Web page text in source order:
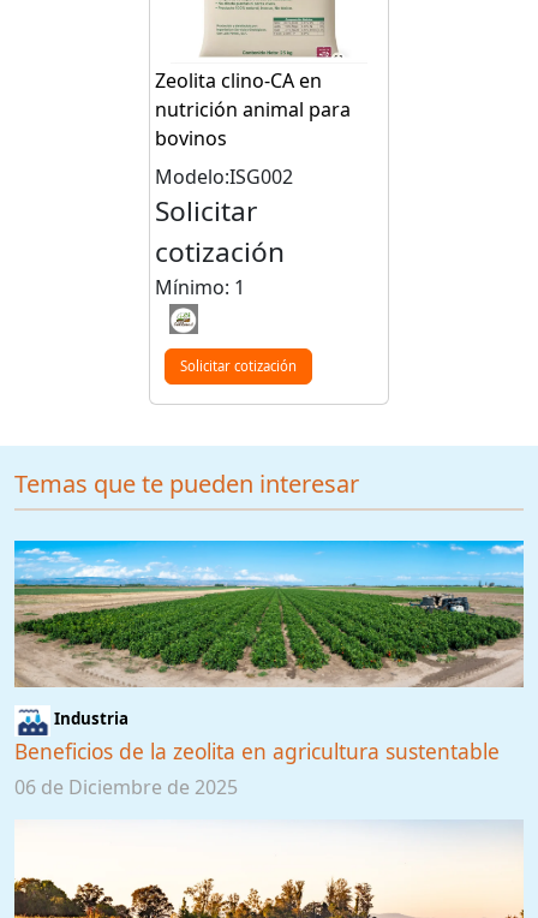
Zeolita clino-CA en
nutrición animal para
bovinos
Modelo:ISG002
Solicitar
cotización
Mínimo: 1
Solicitar cotización
Temas que te pueden interesar
Industria
Beneficios de la zeolita en agricultura sustentable
06 de Diciembre de 2025